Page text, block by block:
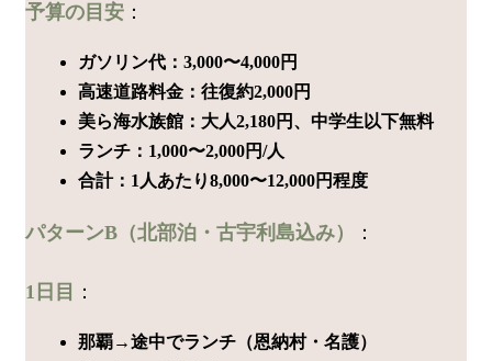
予算の目安 ：
ガソリン代：3,000〜4,000円
高速道路料金：往復約2,000円
美ら海水族館：大人2,180円、中学生以下無料
ランチ：1,000〜2,000円/人
合計：1人あたり8,000〜12,000円程度
パターンB（北部泊・古宇利島込み） ：
1日目 ：
那覇→途中でランチ（恩納村・名護）